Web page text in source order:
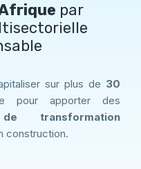
par
sur plus de 30
pour apporter des
transformation
construction.